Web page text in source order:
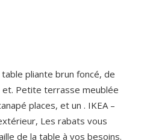
pliante brun foncé, de
Petite terrasse meublée
places, et un . IKEA –
Les rabats vous
de la table à vos besoins.